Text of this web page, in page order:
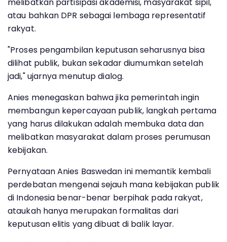
atau bahkan DPR sebagai lembaga representatif
rakyat.
"Proses pengambilan keputusan seharusnya bisa
dilihat publik, bukan sekadar diumumkan setelah
jadi," ujarnya menutup dialog.
Anies menegaskan bahwa jika pemerintah ingin
membangun kepercayaan publik, langkah pertama
yang harus dilakukan adalah membuka data dan
melibatkan masyarakat dalam proses perumusan
kebijakan.
Pernyataan Anies Baswedan ini memantik kembali
perdebatan mengenai sejauh mana kebijakan publik
di Indonesia benar-benar berpihak pada rakyat,
ataukah hanya merupakan formalitas dari
keputusan elitis yang dibuat di balik layar.